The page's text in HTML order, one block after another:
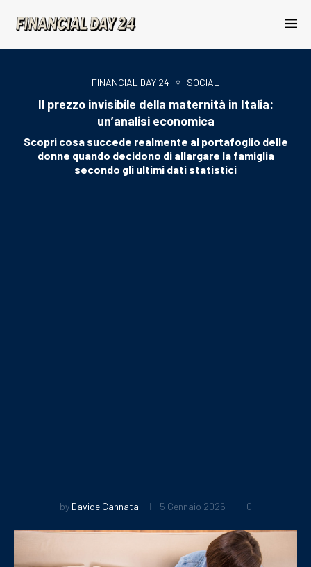
FINANCIAL DAY 24 SOCIAL
Il prezzo invisibile della maternità in Italia:
un’analisi economica
Scopri cosa succede realmente al portafoglio delle
donne quando decidono di allargare la famiglia
secondo gli ultimi dati statistici
by Davide Cannata 5 Gennaio 2026 0